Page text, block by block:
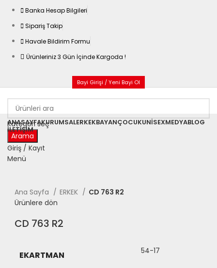
Banka Hesap Bilgileri
Sipariş Takip
Havale Bildirim Formu
Ürünleriniz 3 Gün İçinde Kargoda !
Bayi Girişi / Yeni Bayi Ol
Kategori seç
Arama
Giriş / Kayıt
Menü
ANASAYFAKURUMSALERKEKBAYANÇOCUKUNISEXMEDYABLOG
İLETIŞIM
Büyütmek için tıklayın
Ana Sayfa ERKEK
CD 763 R2
Ürünlere dön
CD 763 R2
EKARTMAN 54-17